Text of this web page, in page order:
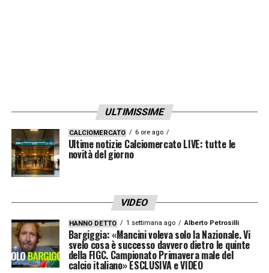
ULTIMISSIME
CALCIOMERCATO 6 ore ago
Ultime notizie Calciomercato LIVE: tutte le
novità del giorno
VIDEO
HANNO DETTO 1 settimana ago Alberto Petrosilli
Bargiggia: «Mancini voleva solo la Nazionale. Vi
svelo cosa è successo davvero dietro le quinte
della FIGC. Campionato Primavera male del
calcio italiano» ESCLUSIVA e VIDEO